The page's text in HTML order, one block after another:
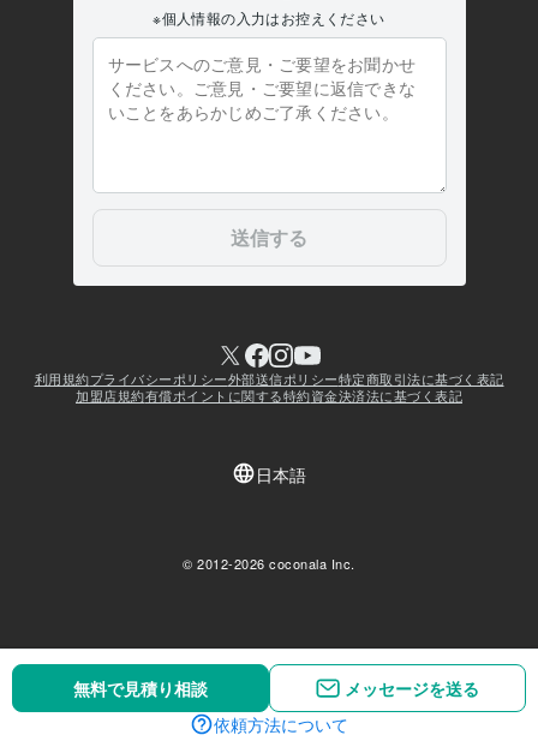
無料で見積り相談
メッセージを送る
無料で見積り相談
メッセージを送る
依頼方法について